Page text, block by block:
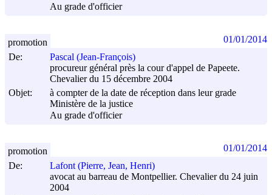
Au grade d'officier
De:
Pascal (Jean-François)
procureur général près la cour d'appel de Papeete.
Chevalier du 15 décembre 2004
Objet:
à compter de la date de réception dans leur grade
Ministère de la justice
Au grade d'officier
promotion 01/01/2014
De:
Lafont (Pierre, Jean, Henri)
avocat au barreau de Montpellier. Chevalier du 24 juin
2004
promotion 01/01/2014